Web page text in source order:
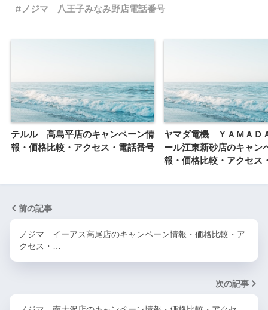
ノジマ 八王子みなみ野店電話番号
テルル 高島平店のキャンペーン情
報・価格比較・アクセス・電話番号
ヤマダ電機 ＹＡＭＡＤ
ール江東新砂店のキャン
報・価格比較・アクセス
前の記事
ノジマ イーアス高尾店のキャンペーン情報・価格比較・ア
クセス・…
次の記事